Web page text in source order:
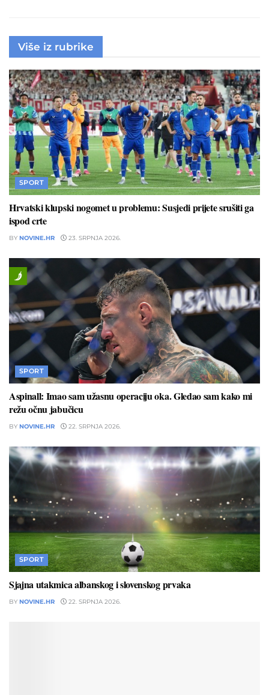
Više iz rubrike
SPORT
Hrvatski klupski nogomet u problemu: Susjedi prijete srušiti ga
ispod crte
BY NOVINE.HR 23. SRPNJA 2026.
SPORT
Aspinall: Imao sam užasnu operaciju oka. Gledao sam kako mi
režu očnu jabučicu
BY NOVINE.HR 22. SRPNJA 2026.
SPORT
Sjajna utakmica albanskog i slovenskog prvaka
BY NOVINE.HR 22. SRPNJA 2026.